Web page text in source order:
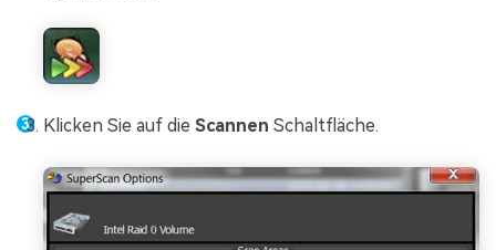
Klicken Sie auf die Scannen Schaltfläche.